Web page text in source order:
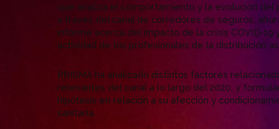
que analiza el comportamiento y la evolución del
a través del canal de corredores de seguros,
informe acerca del impacto de la crisis COVID-
actividad de los profesionales de la distribución
PRISMA ha analizado distintos factores
relevantes del canal a lo largo del 2020, y
hipótesis en relación a su afección y
sanitaria.